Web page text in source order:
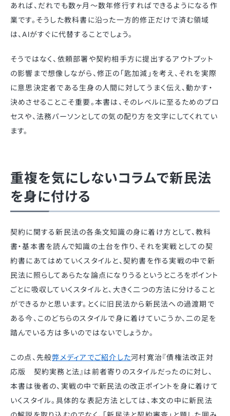
あれば、だれでも数ヶ月〜数年修行すればできるようになる作
業です。そうした教科書に沿った一方的修正だけで済む領域
は、AIがすぐに代替することでしょう。
そうではなく、依頼部署や契約相手方に提出するアウトプット
の影響まで想像しながら、修正の「匙加減」を考え、それを実際
に意思決定者である生身の人間に対してうまく伝え、動かす・
決めさせることこそ重要。本書は、そのレベルに至るためのプロ
セスや、法務パーソンとしての気の配り方を文字にしてくれてい
ます。
重複を気にしないコラムで新民法
を身に付ける
契約に関する新民法の各条文知識の身に着け方として、教科
書・基本書を読んで知識の土台を作り、それを実戦としての契
約書にあてはめていくスタイルと、契約書を作る実戦の中で新
民法に照らしてあらたな論点になりうるというところをポイント
ごとに吸収していくスタイルと、大きく二つの方法に分けること
ができるかと思います。とくに旧民法から新民法への過渡期で
ある今、このどちらのスタイルで身に着けていこうか、二の足を
踏んでいる方は多いのではないでしょうか。
この点、先般弊メディアでご紹介した河村寛治『債権法改正対
応版 契約実務と法』は前者寄りのスタイルだったのに対し、
本書は後者の、実戦の中で新民法の改正ポイントを身に着けて
いくスタイル。具体的な表記方法としては、本文の中に新民法